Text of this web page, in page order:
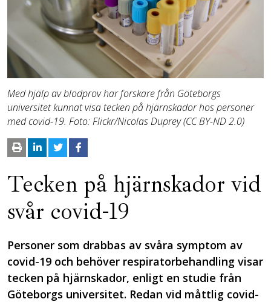
Med hjälp av blodprov har forskare från Göteborgs
universitet kunnat visa tecken på hjärnskador hos personer
med covid-19. Foto: Flickr/Nicolas Duprey (CC BY-ND 2.0)
Tecken på hjärnskador vid
svår covid-19
Personer som drabbas av svåra symptom av
covid-19 och behöver respiratorbehandling visar
tecken på hjärnskador, enligt en studie från
Göteborgs universitet. Redan vid måttlig covid-